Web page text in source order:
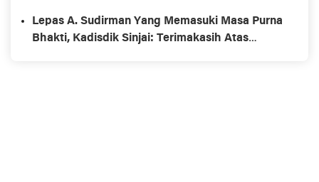
Lepas A. Sudirman Yang Memasuki Masa Purna
Bhakti, Kadisdik Sinjai: Terimakasih Atas